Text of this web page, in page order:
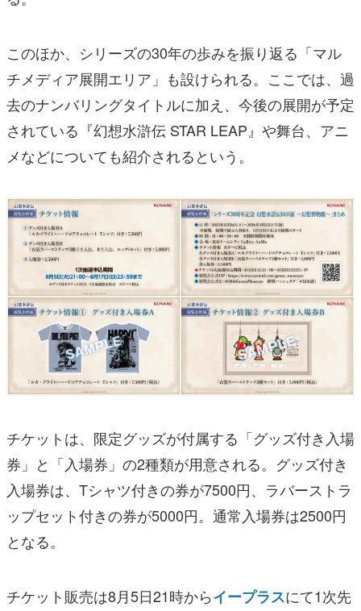
このほか、シリーズの30年の歩みを振り返る「マル
チメディア展開エリア」も設けられる。ここでは、過
去のナンバリングタイトルに加え、今後の展開が予定
されている『幻想水滸伝 STAR LEAP』や舞台、アニ
メなどについても紹介されるという。
チケットは、限定グッズが付属する「グッズ付き入場
券」と「入場券」の2種類が用意される。グッズ付き
入場券は、Tシャツ付きの券が7500円、ラバーストラ
ップセット付きの券が5000円。通常入場券は2500円
となる。
チケット販売は8月5日21時からイープラスにて1次先